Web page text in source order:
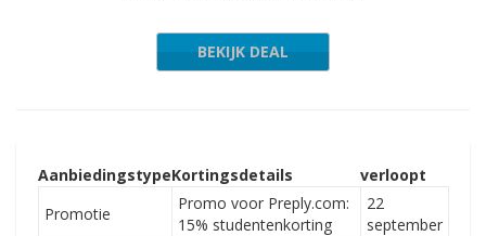
BEKIJK DEAL
AanbiedingstypeKortingsdetails
verloopt
Promotie
Promo voor Preply.com:
15% studentenkorting
22
september